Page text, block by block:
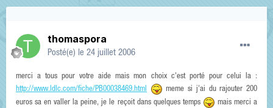
thomaspora
Posté(e) le 24 juillet 2006
merci a tous pour votre aide mais mon choix c'est porté pour celui la :
http://www.ldlc.com/fiche/PB00038469.html
meme si j'ai du rajouter 200
euros sa en valler la peine, je le reçoit dans quelques temps
mais merci a